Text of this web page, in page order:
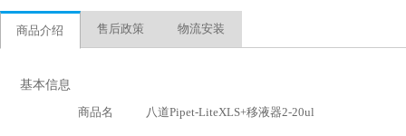
商品介绍 售后政策 物流安装
基本信息
商品名
八道Pipet-LiteXLS+移液器2-20ul